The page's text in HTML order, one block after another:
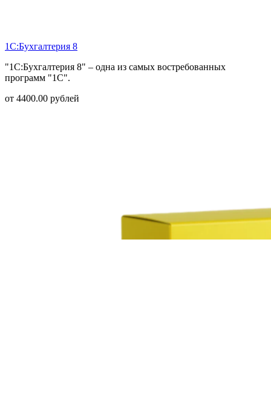
1С:Бухгалтерия 8
"1С:Бухгалтерия 8" – одна из самых востребованных
программ "1С".
от 4400.00 рублей